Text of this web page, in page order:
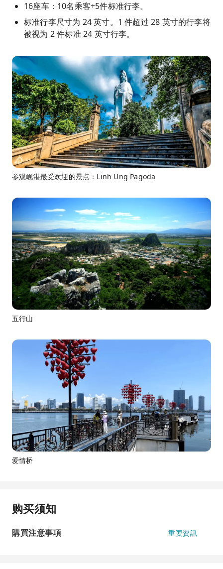
16座车：10名乘客+5件标准行李。
标准行李尺寸为 24 英寸。1 件超过 28 英寸的行李将
被视为 2 件标准 24 英寸行李。
参观岘港最受欢迎的景点：Linh Ung Pagoda
五行山
爱情桥
购买须知
購買注意事項 重要資訊